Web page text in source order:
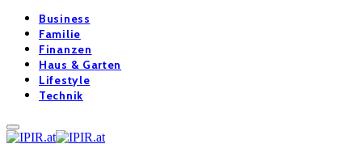
Business
Familie
Finanzen
Haus & Garten
Lifestyle
Technik